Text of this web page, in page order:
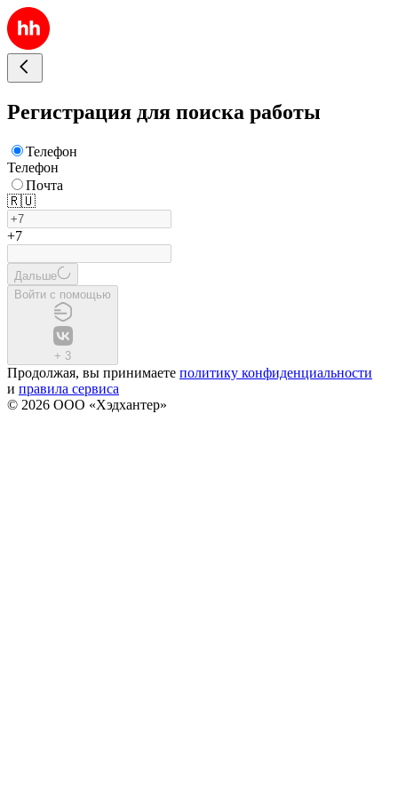
Регистрация для поиска работы
Телефон
Телефон
Почта
🇷🇺
+7
Дальше
Войти с помощью
+ 3
Продолжая, вы принимаете политику конфиденциальности
и правила сервиса
© 2026 ООО «Хэдхантер»